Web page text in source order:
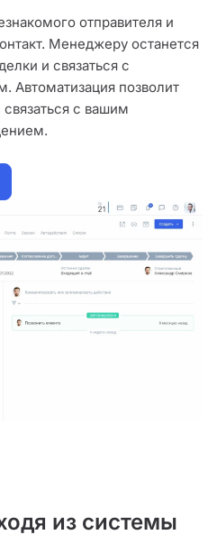
отправителя и
Менеджеру останется
и связаться с
Автоматизация позволит
связаться с вашим
из системы